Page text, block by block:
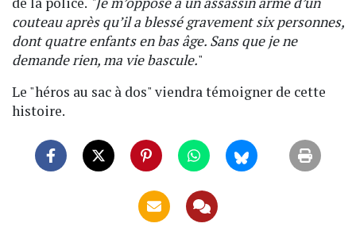
couteau après qu’il a blessé gravement six personnes,
dont quatre enfants en bas âge. Sans que je ne
demande rien, ma vie bascule."
Le "héros au sac à dos" viendra témoigner de cette
histoire.